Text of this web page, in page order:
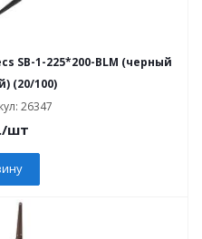
SB-1-225*200-BLM (черный
(20/100)
26347
/шт